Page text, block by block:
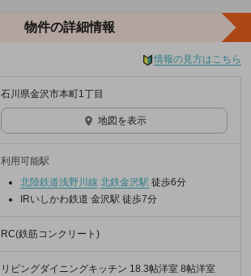
物件の詳細情報
情報の見方はこちら
石川県金沢市本町1丁目
地図を表示
利用可能駅
北陸鉄道浅野川線 北鉄金沢駅 徒歩6分
IRいしかわ鉄道 金沢駅 徒歩7分
RC(鉄筋コンクリート)
リビングダイニングキッチン 18.3帖洋室 8帖洋室